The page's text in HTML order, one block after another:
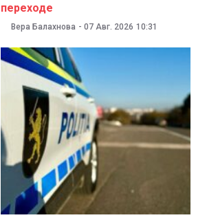
переходе
Вера Балахнова - 07 Авг. 2026 10:31